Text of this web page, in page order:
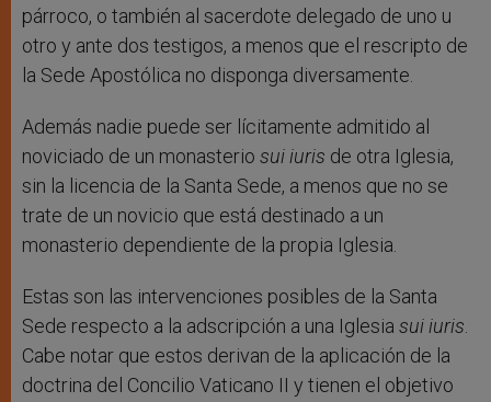
párroco, o también al sacerdote delegado de uno u
otro y ante dos testigos, a menos que el rescripto de
la Sede Apostólica no disponga diversamente.
Además nadie puede ser lícitamente admitido al
noviciado de un monasterio sui iuris de otra Iglesia,
sin la licencia de la Santa Sede, a menos que no se
trate de un novicio que está destinado a un
monasterio dependiente de la propia Iglesia.
Estas son las intervenciones posibles de la Santa
Sede respecto a la adscripción a una Iglesia sui iuris.
Cabe notar que estos derivan de la aplicación de la
doctrina del Concilio Vaticano II y tienen el objetivo